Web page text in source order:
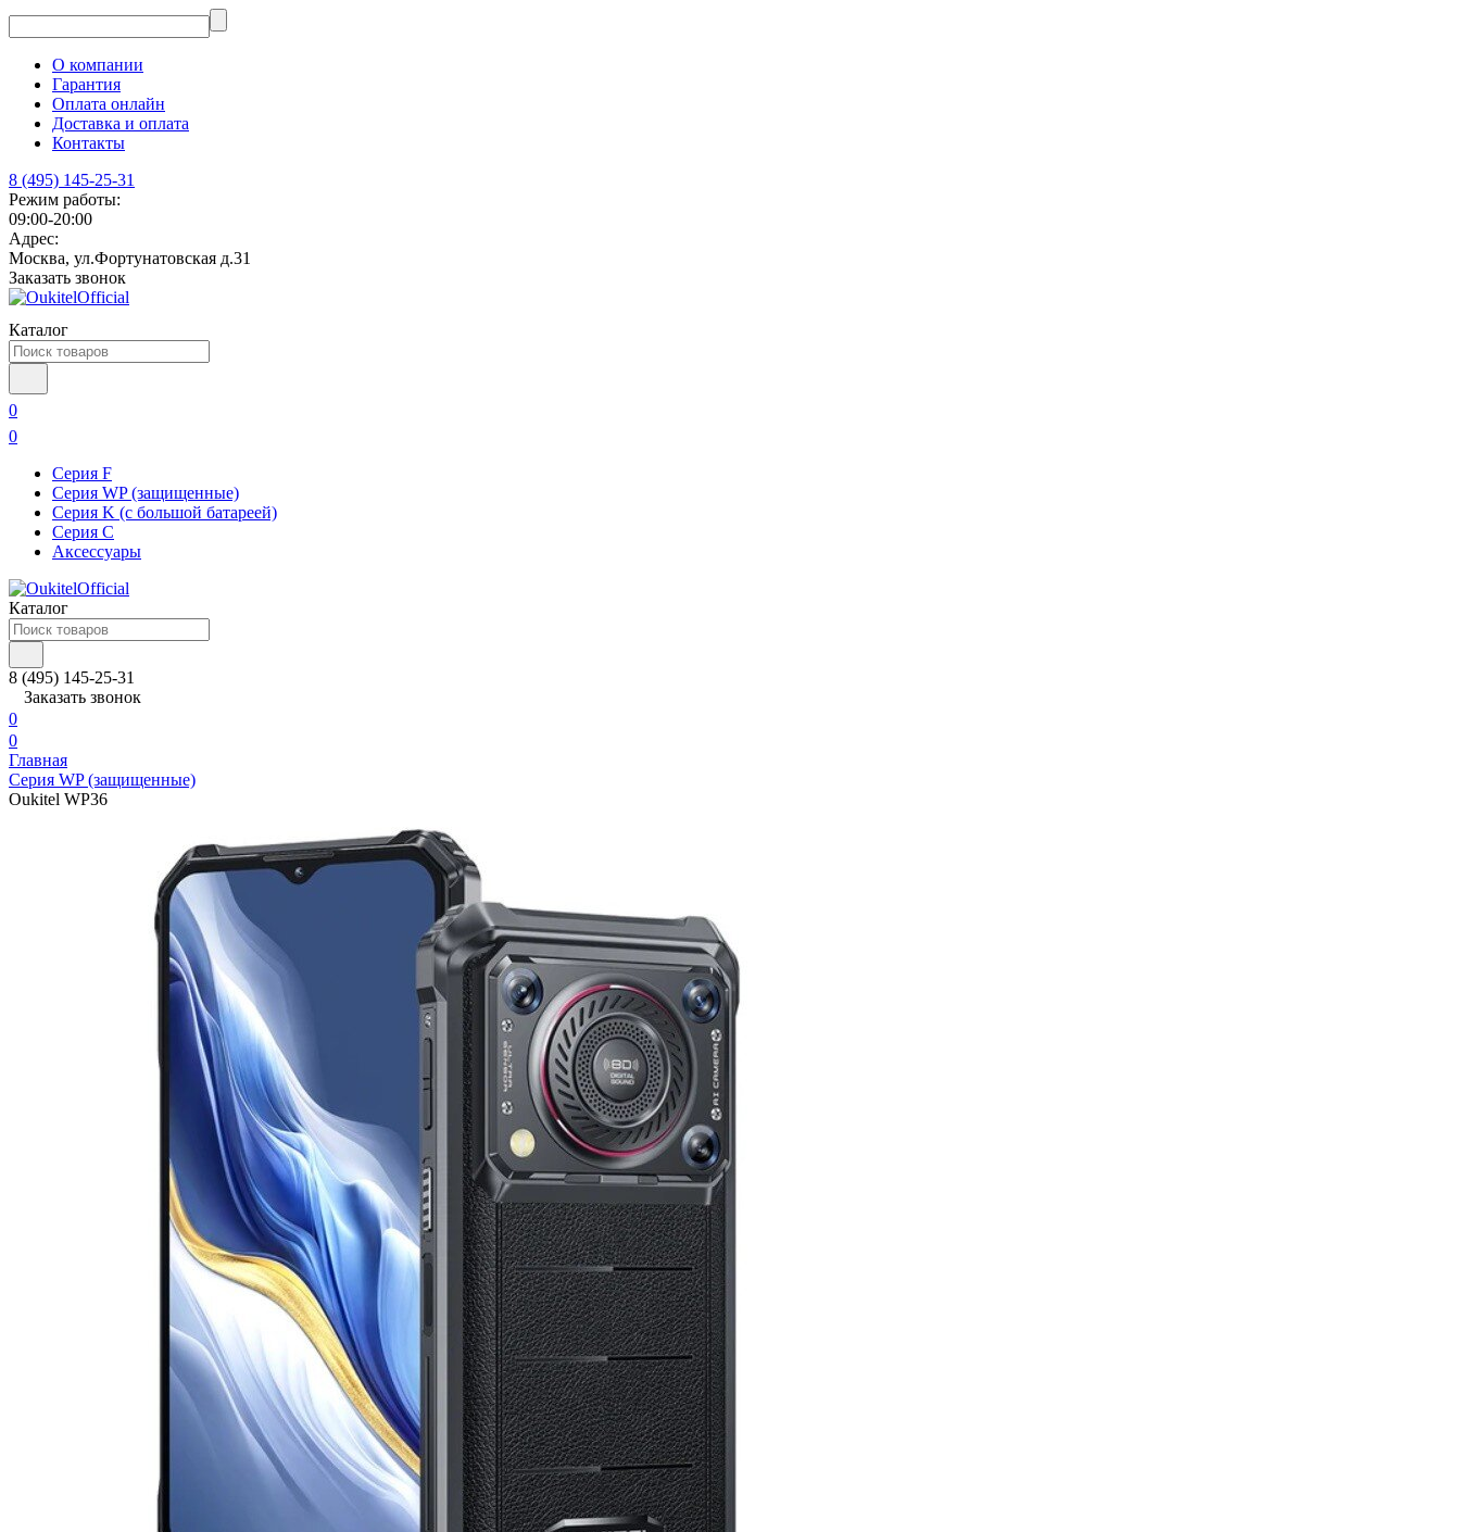
О компании
Гарантия
Оплата онлайн
Доставка и оплата
Контакты
8 (495) 145-25-31
Режим работы:
09:00-20:00
Адрес:
Москва, ул.Фортунатовская д.31
Заказать звонок
Каталог
0
0
Серия F
Серия WP (защищенные)
Серия K (с большой батареей)
Серия C
Аксессуары
Каталог
8 (495) 145-25-31
Заказать звонок
0
0
Главная
Серия WP (защищенные)
Oukitel WP36